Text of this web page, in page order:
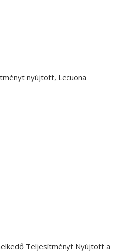
nyújtott, Lecuona
Teljesítményt Nyújtott a